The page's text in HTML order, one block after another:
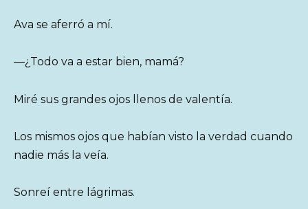
Ava se aferró a mí.
—¿Todo va a estar bien, mamá?
Miré sus grandes ojos llenos de valentía.
Los mismos ojos que habían visto la verdad cuando
nadie más la veía.
Sonreí entre lágrimas.